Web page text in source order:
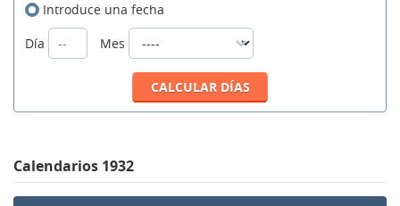
Introduce una fecha
Día
Mes
Calendarios 1932